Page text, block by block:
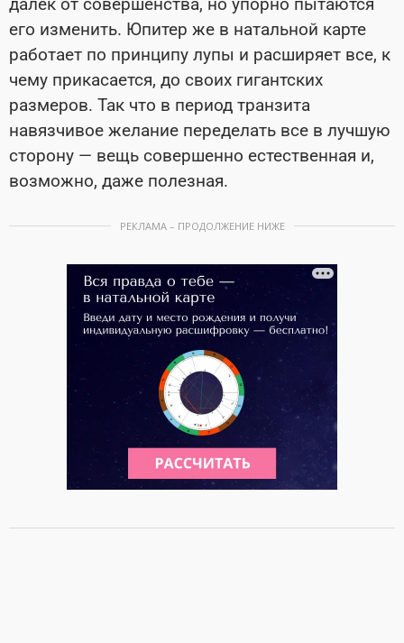
его изменить. Юпитер же в натальной карте
работает по принципу лупы и расширяет все, к
чему прикасается, до своих гигантских
размеров. Так что в период транзита
навязчивое желание переделать все в лучшую
сторону — вещь совершенно естественная и,
возможно, даже полезная.
РЕКЛАМА – ПРОДОЛЖЕНИЕ НИЖЕ